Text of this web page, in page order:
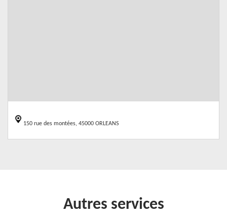
150 rue des montées, 45000 ORLEANS
Autres services